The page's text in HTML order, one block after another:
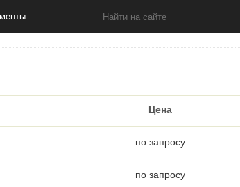
Цена
по запросу
по запросу